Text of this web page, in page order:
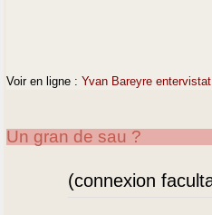
Voir en ligne :Yvan Bareyre
Un gran de sau ?
(connexion